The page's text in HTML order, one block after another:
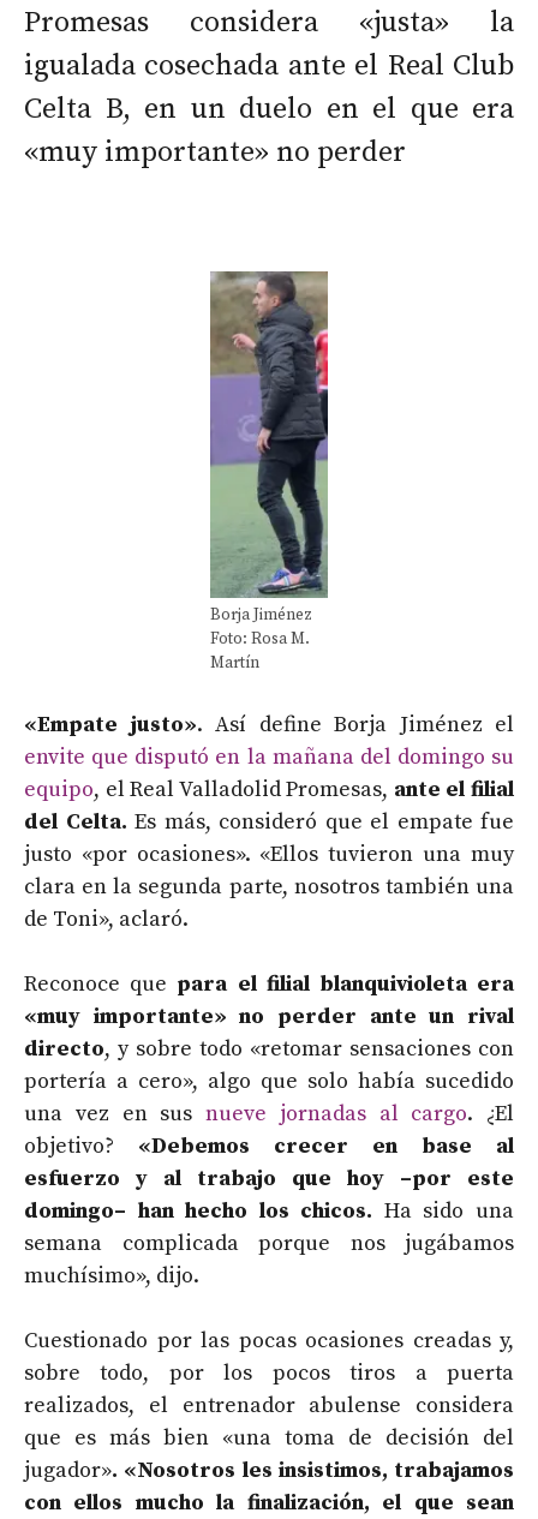
Promesas considera «justa» la
igualada cosechada ante el Real Club
Celta B, en un duelo en el que era
«muy importante» no perder
Borja Jiménez
Foto: Rosa M.
Martín
«Empate justo». Así define Borja Jiménez el
envite que disputó en la mañana del domingo su
equipo, el Real Valladolid Promesas, ante el filial
del Celta. Es más, consideró que el empate fue
justo «por ocasiones». «Ellos tuvieron una muy
clara en la segunda parte, nosotros también una
de Toni», aclaró.
Reconoce que para el filial blanquivioleta era
«muy importante» no perder ante un rival
directo, y sobre todo «retomar sensaciones con
portería a cero», algo que solo había sucedido
una vez en sus nueve jornadas al cargo. ¿El
objetivo? «Debemos crecer en base al
esfuerzo y al trabajo que hoy –por este
domingo– han hecho los chicos. Ha sido una
semana complicada porque nos jugábamos
muchísimo», dijo.
Cuestionado por las pocas ocasiones creadas y,
sobre todo, por los pocos tiros a puerta
realizados, el entrenador abulense considera
que es más bien «una toma de decisión del
jugador». «Nosotros les insistimos, trabajamos
con ellos mucho la finalización, el que sean